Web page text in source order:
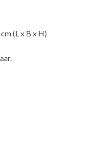
(L x B x H)